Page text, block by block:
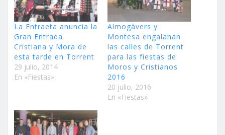
La Entraeta anuncia la
Gran Entrada
Cristiana y Mora de
esta tarde en Torrent
29 julio, 2014
En «Fiestas»
Almogàvers y
Montesa engalanan
las calles de Torrent
para las fiestas de
Moros y Cristianos
2016
20 julio, 2016
En «Fiestas»